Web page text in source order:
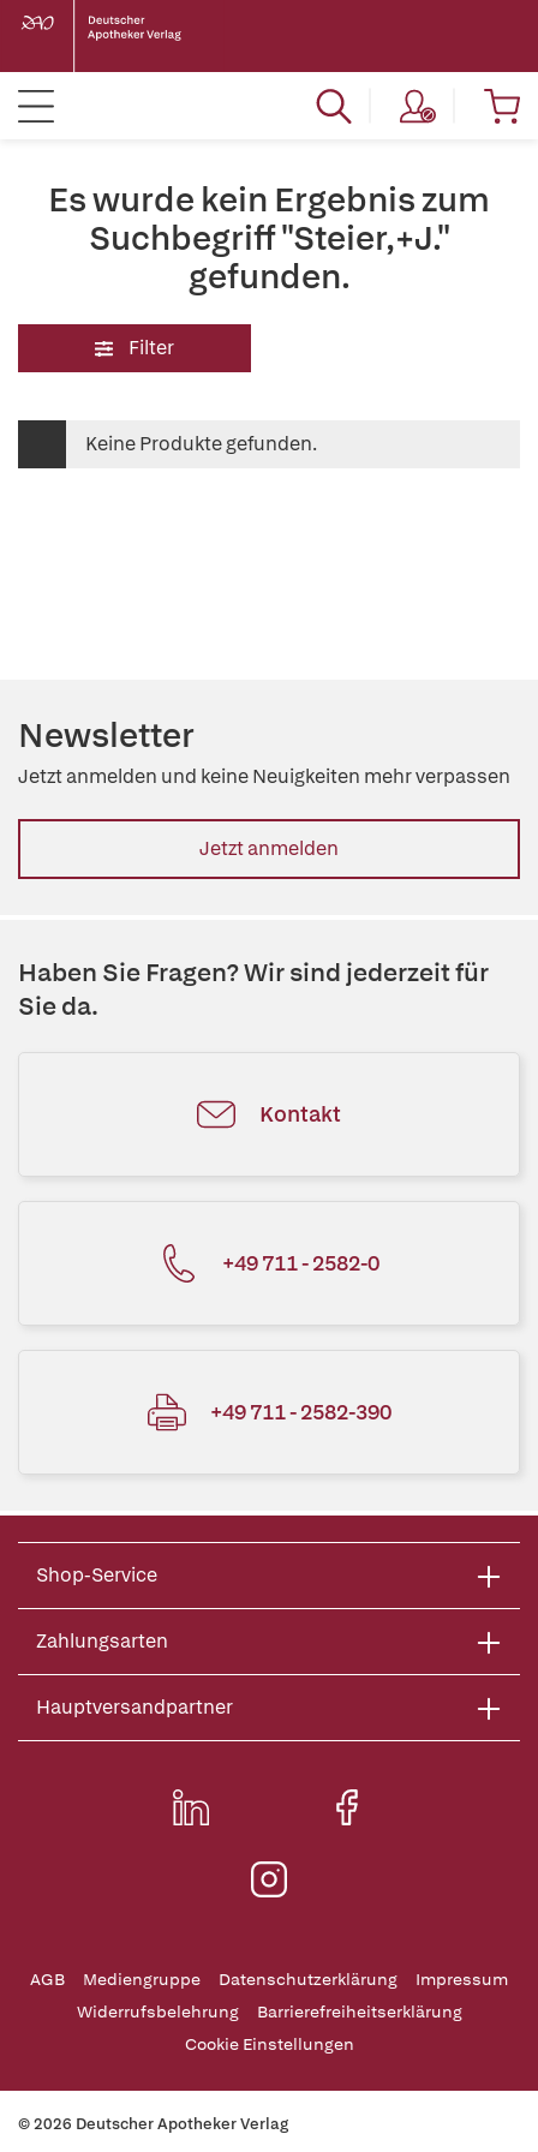
Es wurde kein Ergebnis zum
Suchbegriff "Steier,+J."
gefunden.
Filter
Keine Produkte gefunden.
Newsletter
Jetzt anmelden und keine Neuigkeiten mehr verpassen
Jetzt anmelden
Haben Sie Fragen? Wir sind jederzeit für
Sie da.
Kontakt
+49 711 - 2582-0
+49 711 - 2582-390
Shop-Service
Zahlungsarten
Hauptversandpartner
AGB Mediengruppe Datenschutzerklärung
Impressum
Widerrufsbelehrung
Barrierefreiheitserklärung
Cookie Einstellungen
© 2026 Deutscher Apotheker Verlag